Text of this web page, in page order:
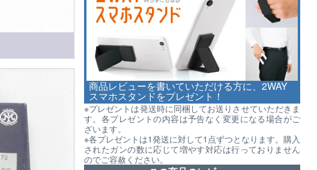
商品レビューを書いていただける方に、2WAY
スマホスタンドをプレゼント！
※プレゼントは発送時に同梱してお送りさせていただきま
す。各プレゼントの内容は予告なく変更になる場合がご
ざいます。
※各プレゼントは1発送に対して1点ずつとなります。購入
されたガンの数に応じて増やす対応は行っておりません
のでご容赦ください。